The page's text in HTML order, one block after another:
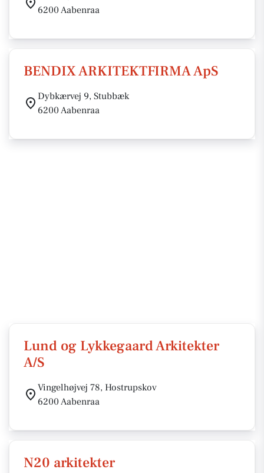
6200 Aabenraa
BENDIX ARKITEKTFIRMA ApS
Dybkærvej 9, Stubbæk
6200 Aabenraa
Lund og Lykkegaard Arkitekter
A/S
Vingelhøjvej 78, Hostrupskov
6200 Aabenraa
N20 arkitekter